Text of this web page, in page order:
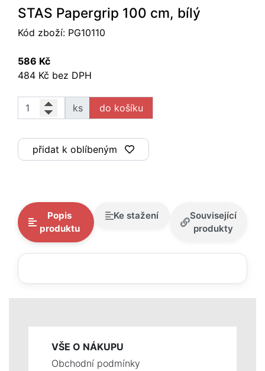
STAS Papergrip 100 cm, bílý
Kód zboží: PG10110
586 Kč
484 Kč bez DPH
ks
přidat k oblíbeným
Popis
produktu
Ke stažení
Související
produkty
VŠE O NÁKUPU
Obchodní podmínky